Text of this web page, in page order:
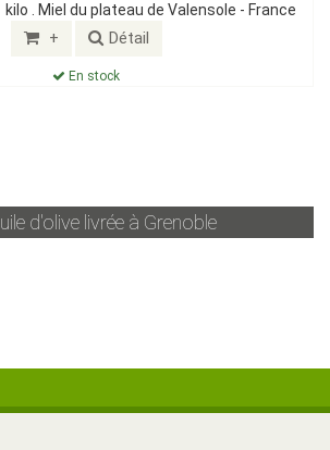
. Miel du plateau de Valensole - France
+ Détail
En stock
d'olive livrée à Grenoble